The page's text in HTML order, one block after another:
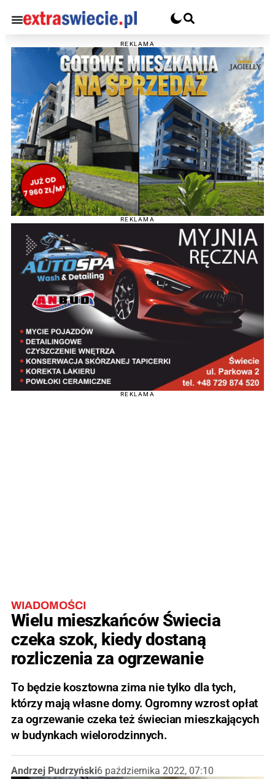
REKLAMA
REKLAMA
REKLAMA
WIADOMOŚCI
Wielu mieszkańców Świecia
czeka szok, kiedy dostaną
rozliczenia za ogrzewanie
To będzie kosztowna zima nie tylko dla tych,
którzy mają własne domy. Ogromny wzrost opłat
za ogrzewanie czeka też świecian mieszkających
w budynkach wielorodzinnych.
Andrzej Pudrzyński6 października 2022, 07:10